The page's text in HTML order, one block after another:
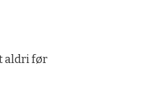
aldri før